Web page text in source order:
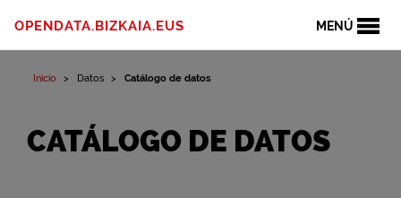
MENÚ
OPENDATA.BIZKAIA.EUS
Inicio Datos Catálogo de datos
CATÁLOGO DE DATOS